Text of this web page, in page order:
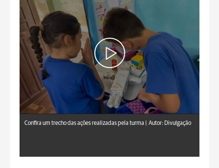
Confira um trecho das ações realizadas pela turma | Autor: Divulgação